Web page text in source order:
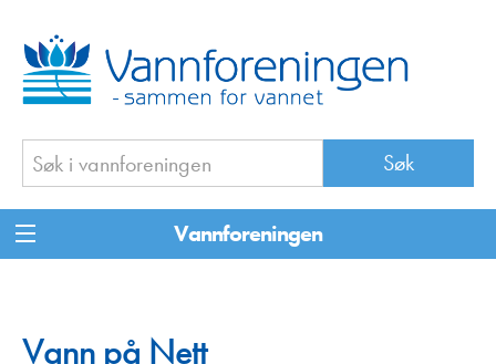
Vannforeningen
Vann på Nett